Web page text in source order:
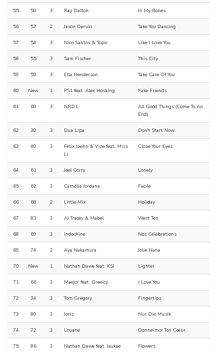
55 50 3 Ray Dalton In My Bones
56 57 2 Jason Derulo Take You Dancing
57 54 3 Nico Santos & Topic Like I Love You
58 55 3 Sam Fischer This City
59 59 3 Ella Henderson Take Care Of You
60 New 1 PS1 feat. Alex Hosking Fake Friends
61 60 3 NRD1
All Good Things (Come To An
End)
62 30 3 Dua Lipa Don't Start Now
63 40 3
Felix Jaehn & Vize feat. Miss
Li
Close Your Eyes
64 61 3 Joel Corry Lonely
65 62 3 Camélia Jordana Facile
66 68 2 Little Mix Holiday
67 83 3 AJ Tracey & Mabel West Ten
68 69 3 Indochine Nos Célébrations
69 74 2 Aya Nakamura Jolie Nana
70 New 1 Nathan Dawe feat. KSI Lighter
71 66 3 Maejor feat. Greeicy I Love You
72 34 3 Tom Gregory Fingertips
73 80 3 Joris Nur Die Musik
74 72 3 Louane Donne-moi Ton Cœur
75 86 3 Nathan Dawe feat. Jaykae Flowers